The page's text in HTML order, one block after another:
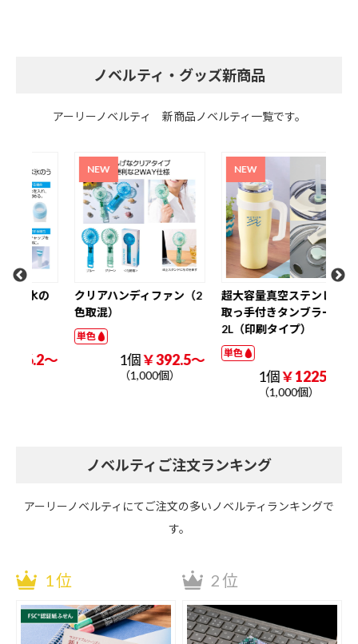
ノベルティ・グッズ新商品
アーリーノベルティ 新商品ノベルティ一覧です。
クリアハンディファン（2
色取混）
￥392.5～
（1,000個）
超大容量真空ステンレス
取っ手付きタンブラー1．
2L（印刷タイプ）
単色
￥1225.0～
（1,000個）
ノベルティご注文ランキング
アーリーノベルティにてご注文の多いノベルティランキングで
す。
1位 2位